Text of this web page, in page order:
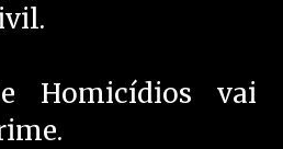
Homicídios vai